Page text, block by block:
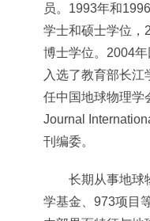
员。1993年和
学士和硕士学位，
博士学位。2004年
入选了教育部长
任中国地球物理学
Journal
刊编委。
长期从事地球物
学基金、973项目